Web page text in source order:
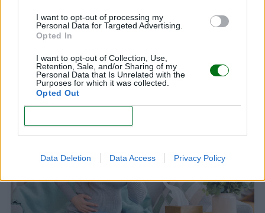
I want to opt-out of processing my
Personal Data for Targeted Advertising.
Opted In
I want to opt-out of Collection, Use,
Retention, Sale, and/or Sharing of my
Personal Data that Is Unrelated with the
Purposes for which it was collected.
Opted Out
Data Deletion Data Access Privacy Policy
Citomegalovirus en embarazadas: qué es, cómo
LEER